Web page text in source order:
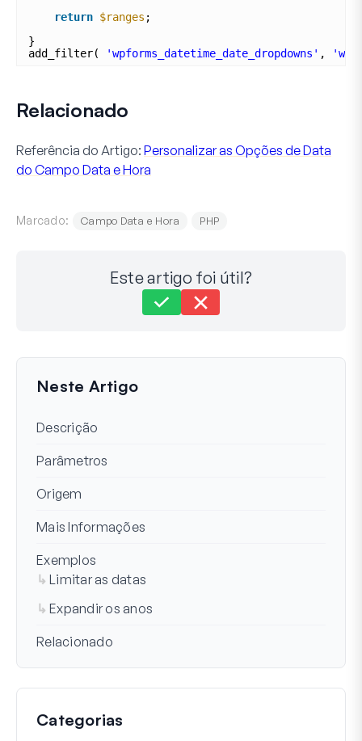
return $ranges ;
}
add_filter(
'wpforms_datetime_date_dropdowns' ,
Relacionado
Referência do Artigo: Personalizar as Opções de Data
do Campo Data e Hora
Marcado: Campo Data e Hora PHP
Este artigo foi útil?
Última Atualização em 08 de Dezembro de 2023
Neste Artigo
Descrição
Parâmetros
Origem
Mais Informações
Exemplos
Limitar as datas
Expandir os anos
Relacionado
Categorias